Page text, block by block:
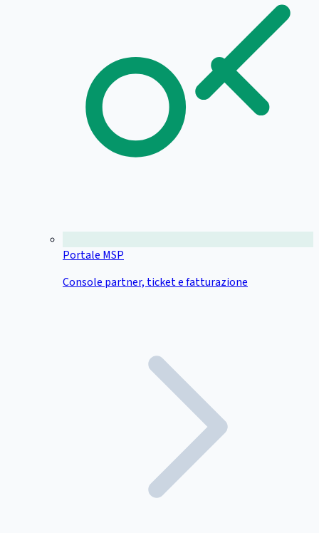
Portale MSP
Console partner, ticket e fatturazione